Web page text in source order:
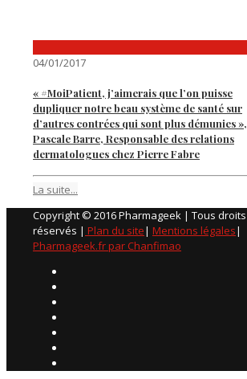
04/01/2017
« #MoiPatient, j’aimerais que l’on puisse
dupliquer notre beau système de santé sur
d’autres contrées qui sont plus démunies »,
Pascale Barre, Responsable des relations
dermatologues chez Pierre Fabre
La suite...
Copyright © 2016 Pharmageek | Tous droits
réservés | Plan du site| Mentions légales|
Pharmageek.fr par Chanfimao